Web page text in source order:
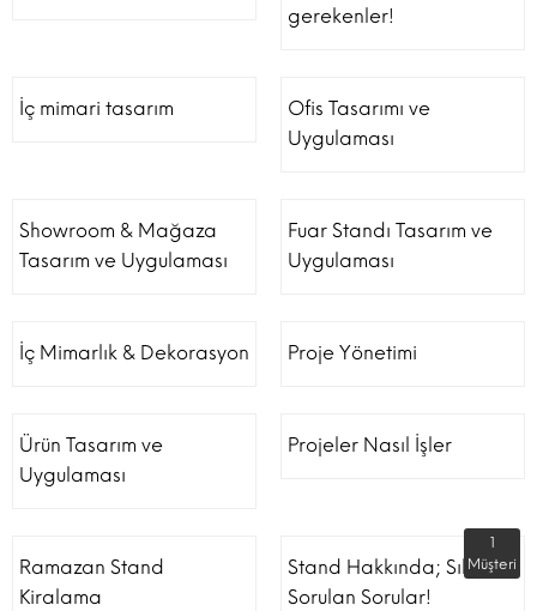
gerekenler!
İç mimari tasarım
Ofis Tasarımı ve
Uygulaması
Showroom & Mağaza
Tasarım ve Uygulaması
Fuar Standı Tasarım ve
Uygulaması
İç Mimarlık & Dekorasyon Proje Yönetimi
Ürün Tasarım ve
Uygulaması
Projeler Nasıl İşler
Ramazan Stand
Kiralama
Stand Hakkında; Sıkça
Sorulan Sorular!
1
Müşteri